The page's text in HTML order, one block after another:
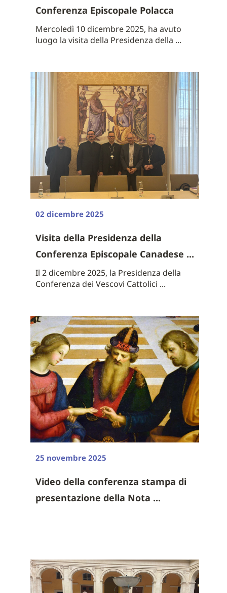
Conferenza Episcopale Polacca
Mercoledì 10 dicembre 2025, ha avuto
luogo la visita della Presidenza della ...
02 dicembre 2025
Visita della Presidenza della
Conferenza Episcopale Canadese ...
Il 2 dicembre 2025, la Presidenza della
Conferenza dei Vescovi Cattolici ...
25 novembre 2025
Video della conferenza stampa di
presentazione della Nota ...